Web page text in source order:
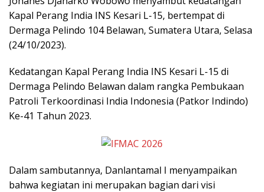
Kapal Perang India INS Kesari L-15, bertempat di
Dermaga Pelindo 104 Belawan, Sumatera Utara, Selasa
(24/10/2023).
Kedatangan Kapal Perang India INS Kesari L-15 di
Dermaga Pelindo Belawan dalam rangka Pembukaan
Patroli Terkoordinasi India Indonesia (Patkor Indindo)
Ke-41 Tahun 2023.
Dalam sambutannya, Danlantamal I menyampaikan
bahwa kegiatan ini merupakan bagian dari visi